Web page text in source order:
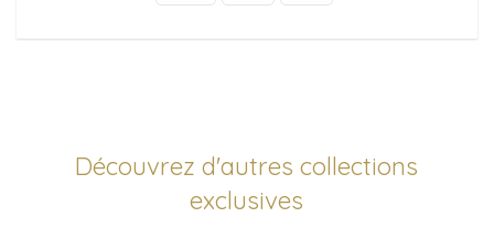
Découvrez d'autres collections
exclusives